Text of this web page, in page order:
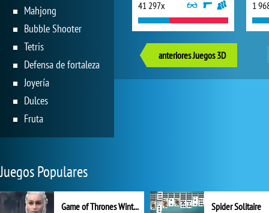
41 297x 1
anteriores Juegos 3D
Mahjong
Bubble Shooter
Tetris
Defensa de fortaleza
Joyería
Dulces
Fruta
Juegos Populares
Game of Thrones Winter is Coming Spider Solitaire